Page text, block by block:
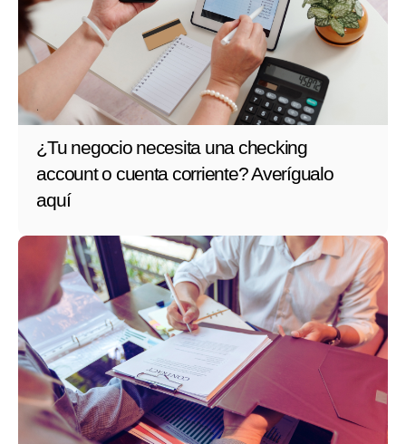
¿Tu negocio necesita una checking
account o cuenta corriente? Averígualo
aquí